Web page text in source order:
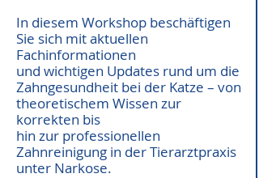
In diesem Workshop beschäftigen
Sie sich mit aktuellen
Fachinformationen
und wichtigen Updates rund um die
Zahngesundheit bei der Katze – von
theoretischem Wissen zur
korrekten bis
hin zur professionellen
Zahnreinigung in der Tierarztpraxis
unter Narkose.